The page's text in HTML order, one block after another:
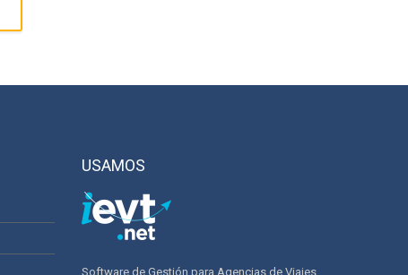
USAMOS
Software de Gestión para Agencias de Viajes